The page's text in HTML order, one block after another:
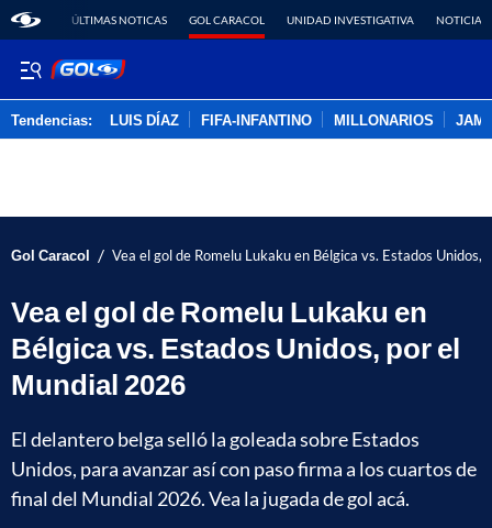
ÚLTIMAS NOTICAS GOL CARACOL UNIDAD INVESTIGATIVA NOTICIAS
Tendencias: LUIS DÍAZ FIFA-INFANTINO MILLONARIOS
Gol Caracol / Vea el gol de Romelu Lukaku en Bélgica vs. Estados
Vea el gol de Romelu Lukaku en
Bélgica vs. Estados Unidos, por el
Mundial 2026
El delantero belga selló la goleada sobre Estados
Unidos, para avanzar así con paso firma a los cuartos de
final del Mundial 2026. Vea la jugada de gol acá.